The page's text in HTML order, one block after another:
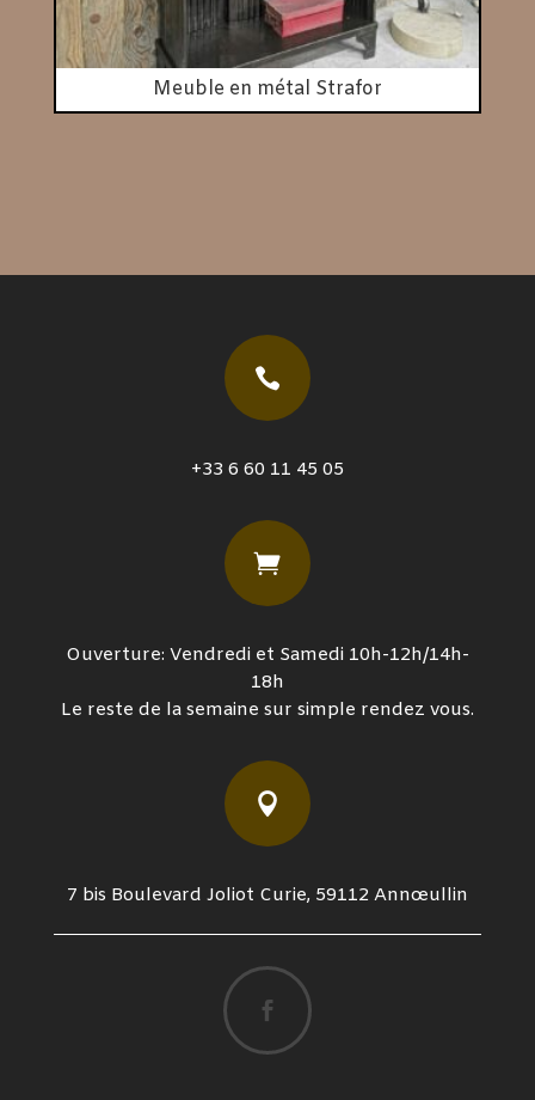
Meuble en métal Strafor

+33 6 60 11 45 05

Ouverture: Vendredi et Samedi 10h-12h/14h-
18h
Le reste de la semaine sur simple rendez vous.

7 bis Boulevard Joliot Curie, 59112 Annœullin
